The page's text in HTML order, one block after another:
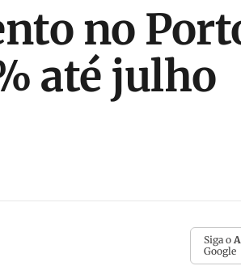
no
até julho
Siga o
Google